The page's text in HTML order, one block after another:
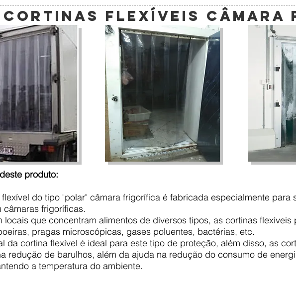
CORTINAS FLEXÍVEIS CÂMARA
produto:
do tipo "polar" câmara frigorífica é fabricada especialmente para
câmaras frigoríficas.
locais que concentram alimentos de diversos tipos, as cortinas
pragas microscópicas, gases poluentes, bactérias, etc.
da cortina flexível é ideal para este tipo de proteção, além disso, as
redução de barulhos, além da ajuda na redução do consumo de
a temperatura do ambiente.